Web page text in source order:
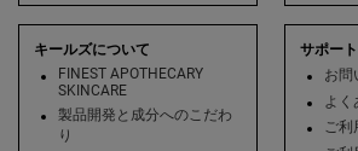
キールズについて
FINEST APOTHECARY
SKINCARE
製品開発と成分へのこだわ
り
サポー
お問
よく
ご利